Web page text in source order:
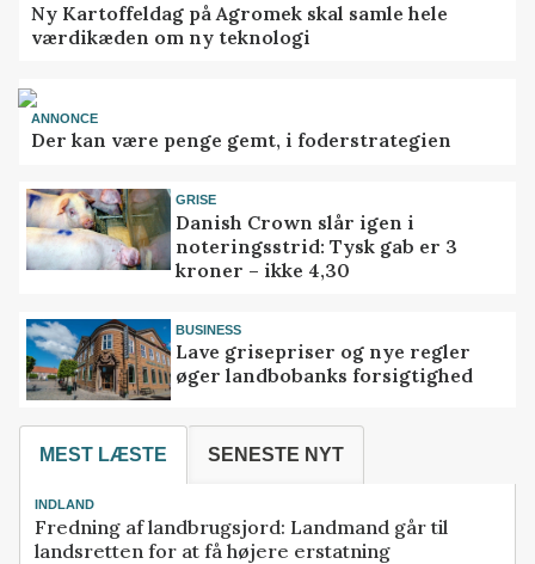
Ny Kartoffeldag på Agromek skal samle hele
værdikæden om ny teknologi
ANNONCE
Der kan være penge gemt, i foderstrategien
GRISE
Danish Crown slår igen i
noteringsstrid: Tysk gab er 3
kroner – ikke 4,30
BUSINESS
Lave grisepriser og nye regler
øger landbobanks forsigtighed
MEST LÆSTE SENESTE NYT
INDLAND
Fredning af landbrugsjord: Landmand går til
landsretten for at få højere erstatning